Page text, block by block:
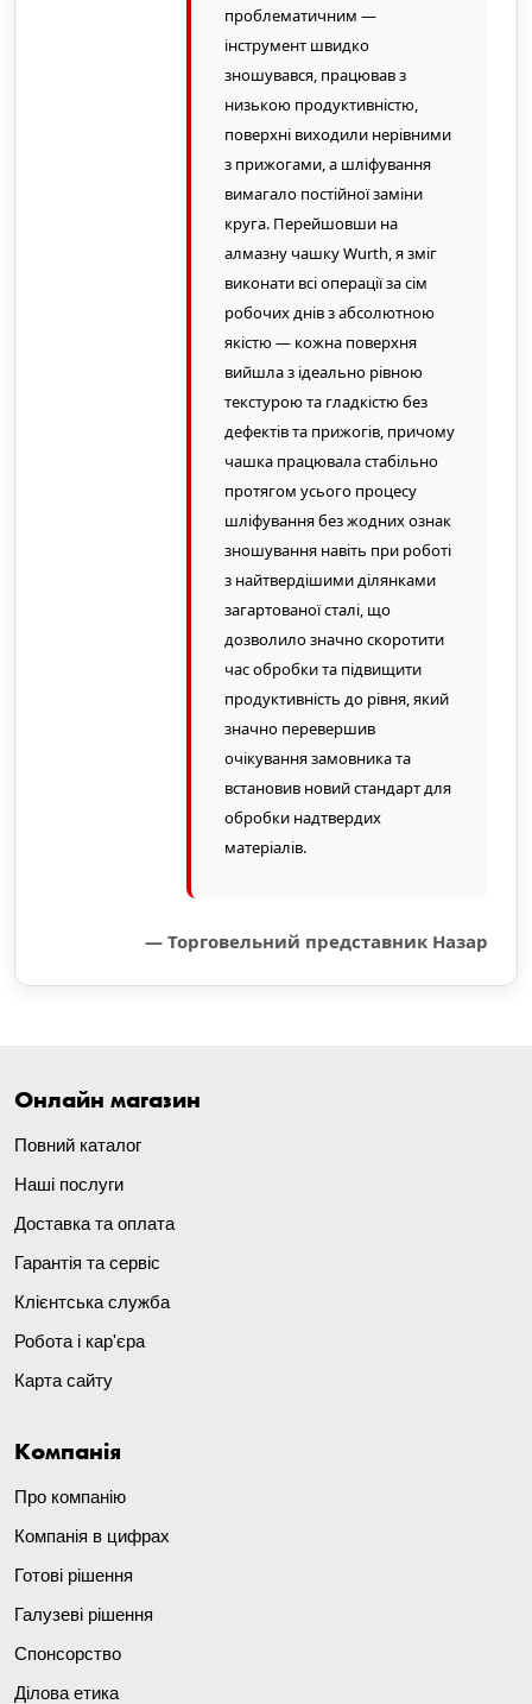
проблематичним —
інструмент швидко
зношувався, працював з
низькою продуктивністю,
поверхні виходили нерівними
з прижогами, а шліфування
вимагало постійної заміни
круга. Перейшовши на
алмазну чашку Wurth, я зміг
виконати всі операції за сім
робочих днів з абсолютною
якістю — кожна поверхня
вийшла з ідеально рівною
текстурою та гладкістю без
дефектів та прижогів, причому
чашка працювала стабільно
протягом усього процесу
шліфування без жодних ознак
зношування навіть при роботі
з найтвердішими ділянками
загартованої сталі, що
дозволило значно скоротити
час обробки та підвищити
продуктивність до рівня, який
значно перевершив
очікування замовника та
встановив новий стандарт для
обробки надтвердих
матеріалів.
— Торговельний представник Назар
Онлайн магазин
Повний каталог
Наші послуги
Доставка та оплата
Гарантія та сервіс
Клієнтська служба
Робота і кар'єра
Карта сайту
Компанія
Про компанію
Компанія в цифрах
Готові рішення
Галузеві рішення
Спонсорство
Ділова етика